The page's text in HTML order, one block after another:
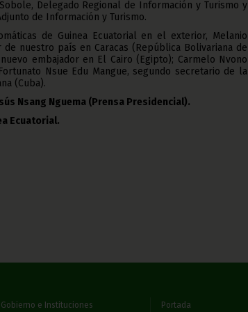
Delegado Regional de Información y Turismo y
de Información y Turismo.
de Guinea Ecuatorial en el exterior, Melanio
nuestro país en Caracas (República Bolivariana de
embajador en El Cairo (Egipto); Carmelo Nvono
Nsue Edu Mangue, segundo secretario de la
(Cuba).
Nsang Nguema (Prensa Presidencial).
Ecuatorial.
Gobierno e Instituciones Portada